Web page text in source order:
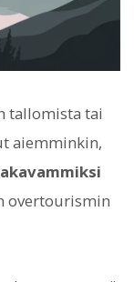
tallomista tai
aiemminkin,
overtourismin